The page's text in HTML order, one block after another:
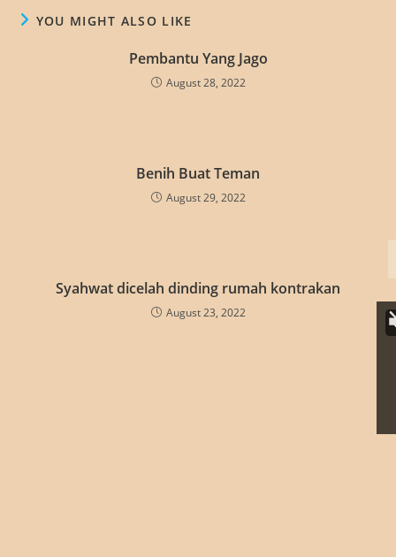
YOU MIGHT ALSO LIKE
Pembantu Yang Jago
August 28, 2022
Benih Buat Teman
August 29, 2022
Syahwat dicelah dinding rumah kontrakan
August 23, 2022